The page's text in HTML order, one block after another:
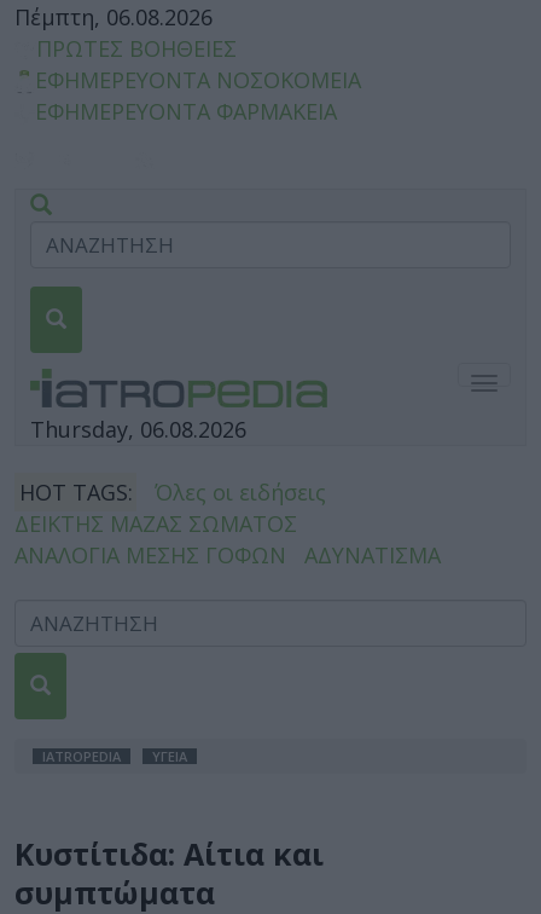
Πέμπτη, 06.08.2026
ΠΡΩΤΕΣ ΒΟΗΘΕΙΕΣ
ΕΦΗΜΕΡΕΥΟΝΤΑ ΝΟΣΟΚΟΜΕΙΑ
ΕΦΗΜΕΡΕΥΟΝΤΑ ΦΑΡΜΑΚΕΙΑ
Thursday, 06.08.2026
HOT TAGS:
Όλες οι ειδήσεις
ΔΕΙΚΤΗΣ ΜΑΖΑΣ ΣΩΜΑΤΟΣ
ΑΝΑΛΟΓΙΑ ΜΕΣΗΣ ΓΟΦΩΝ
ΑΔΥΝΑΤΙΣΜΑ
IATROPEDIA ΥΓΕΙΑ
Κυστίτιδα: Αίτια και
συμπτώματα